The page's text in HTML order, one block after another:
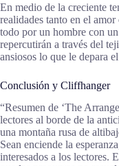
En medio de la creciente
realidades tanto en el
todo por un hombre con
repercutirán a través del
ansiosos lo que le depara
Conclusión y Cliffhanger
“Resumen de ‘The
lectores al borde de la
una montaña rusa de
Sean enciende la
interesados a los lectores.